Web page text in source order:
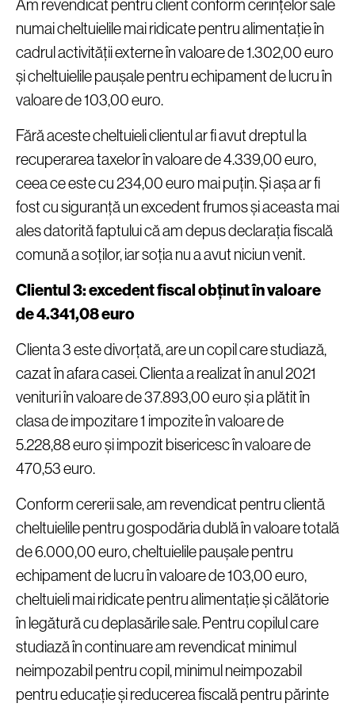
Am revendicat pentru client conform cerințelor sale
numai cheltuielile mai ridicate pentru alimentație în
cadrul activității externe în valoare de 1.302,00 euro
și cheltuielile paușale pentru echipament de lucru în
valoare de 103,00 euro.
Fără aceste cheltuieli clientul ar fi avut dreptul la
recuperarea taxelor în valoare de 4.339,00 euro,
ceea ce este cu 234,00 euro mai puțin. Și așa ar fi
fost cu siguranță un excedent frumos și aceasta mai
ales datorită faptului că am depus declarația fiscală
comună a soților, iar soția nu a avut niciun venit.
Clientul 3: excedent fiscal obținut în valoare
de 4.341,08 euro
Clienta 3 este divorțată, are un copil care studiază,
cazat în afara casei. Clienta a realizat în anul 2021
venituri în valoare de 37.893,00 euro și a plătit în
clasa de impozitare 1 impozite în valoare de
5.228,88 euro și impozit bisericesc în valoare de
470,53 euro.
Conform cererii sale, am revendicat pentru clientă
cheltuielile pentru gospodăria dublă în valoare totală
de 6.000,00 euro, cheltuielile paușale pentru
echipament de lucru în valoare de 103,00 euro,
cheltuieli mai ridicate pentru alimentație și călătorie
în legătură cu deplasările sale. Pentru copilul care
studiază în continuare am revendicat minimul
neimpozabil pentru copil, minimul neimpozabil
pentru educație și reducerea fiscală pentru părinte